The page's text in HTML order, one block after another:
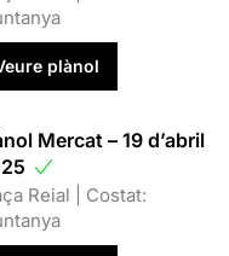
plànol
Mercat – 19 d’abril
Reial | Costat: